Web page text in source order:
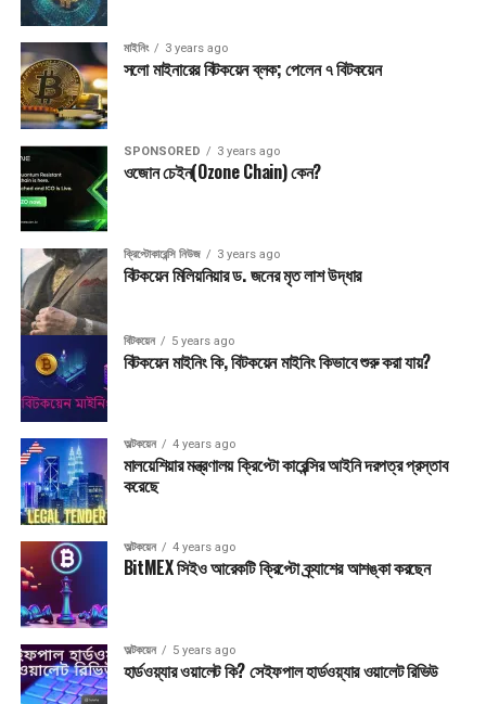
মাইনিং 3 years ago
সলো মাইনারের বিটকয়েন ব্লক; পেলেন ৭ বিটকয়েন
SPONSORED 3 years ago
ওজোন চেইন(Ozone Chain) কেন?
ক্রিপ্টোকারেন্সি নিউজ 3 years ago
বিটকয়েন মিলিয়নিয়ার ড. জনের মৃত লাশ উদ্ধার
বিটকয়েন 5 years ago
বিটকয়েন মাইনিং কি, বিটকয়েন মাইনিং কিভাবে শুরু করা যায়?
অল্টকয়েন 4 years ago
মালয়েশিয়ার মন্ত্রণালয় ক্রিপ্টো কারেন্সির আইনি দরপত্র প্রস্তাব
করেছে
অল্টকয়েন 4 years ago
BitMEX সিইও আরেকটি ক্রিপ্টো ক্র্যাশের আশঙ্কা করছেন
অল্টকয়েন 5 years ago
হার্ডওয়্যার ওয়ালেট কি? সেইফপাল হার্ডওয়্যার ওয়ালেট রিভিউ